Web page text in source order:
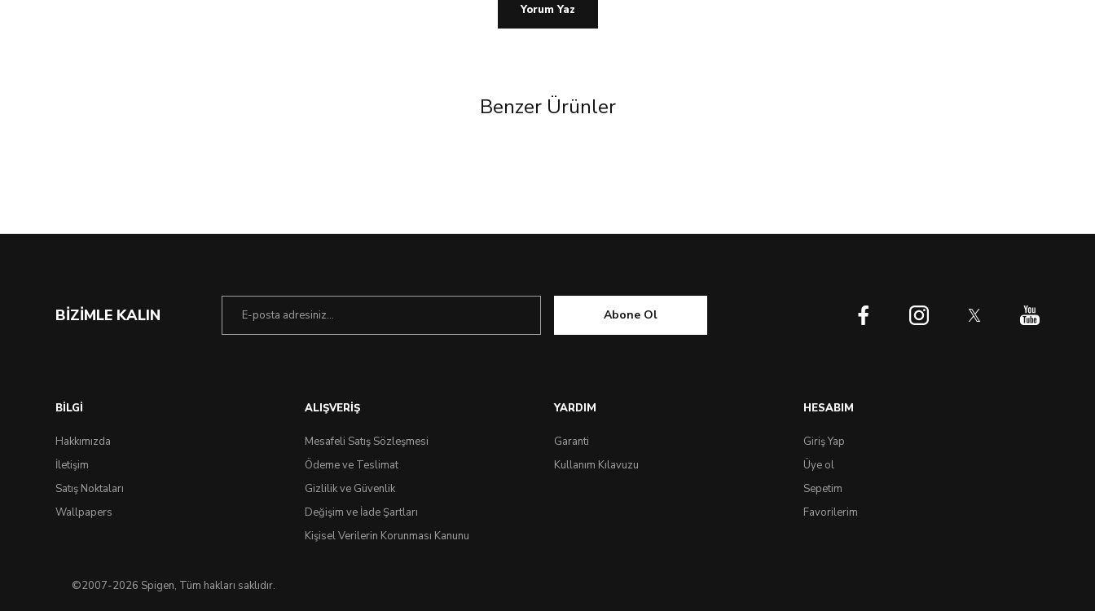
Yorum Yaz
Benzer Ürünler
BİZİMLE KALIN Abone Ol
BİLGİ
Hakkımızda
İletişim
Satış Noktaları
Wallpapers
ALIŞVERİŞ
Mesafeli Satış Sözleşmesi
Ödeme ve Teslimat
Gizlilik ve Güvenlik
Değişim ve İade Şartları
Kişisel Verilerin Korunması Kanunu
YARDIM
Garanti
Kullanım Kılavuzu
HESABIM
Giriş Yap
Üye ol
Sepetim
Favorilerim
©2007-2026 Spigen, Tüm hakları saklıdır.